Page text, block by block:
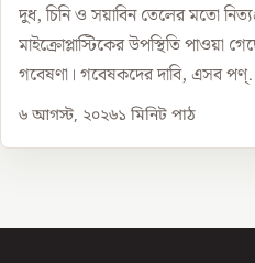
দুধ, চিনি ও সয়াবিন তেলের মতো
মাইক্রোপ্লাস্টিকের উপস্থিতি পাওয়া
গবেষণা। গবেষকদের দাবি, এসব
৬ আগস্ট, ২০২৬১ মিনিট পাঠ